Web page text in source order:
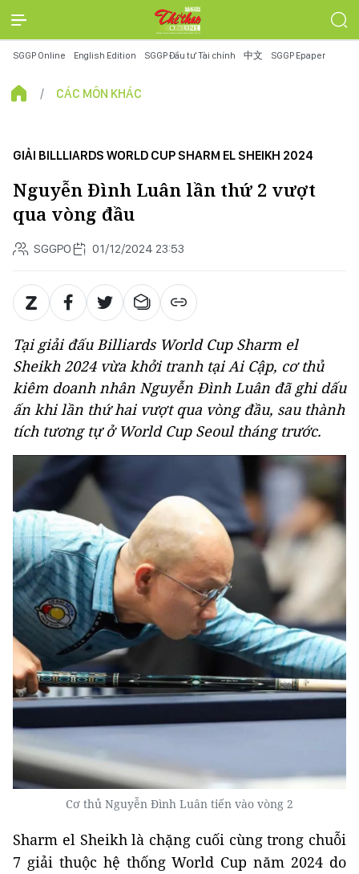
SGGP Online English Edition SGGP Đầu tư Tài chính 中文 SGGP Epaper
CÁC MÔN KHÁC
GIẢI BILLLIARDS WORLD CUP SHARM EL SHEIKH 2024
Nguyễn Đình Luân lần thứ 2 vượt
qua vòng đầu
SGGPO 01/12/2024 23:53
Tại giải đấu Billiards World Cup Sharm el
Sheikh 2024 vừa khởi tranh tại Ai Cập, cơ thủ
kiêm doanh nhân Nguyễn Đình Luân đã ghi dấu
ấn khi lần thứ hai vượt qua vòng đầu, sau thành
tích tương tự ở World Cup Seoul tháng trước.
Cơ thủ Nguyễn Đình Luân tiến vào vòng 2
Sharm el Sheikh là chặng cuối cùng trong chuỗi
7 giải thuộc hệ thống World Cup năm 2024 do